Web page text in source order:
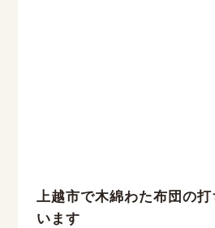
上越市で木綿わた布団の
います